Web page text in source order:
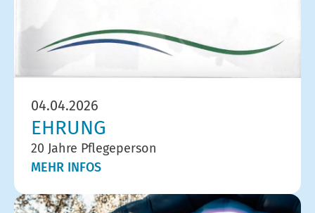
04.04.2026
EHRUNG
20 Jahre Pflegeperson
MEHR INFOS